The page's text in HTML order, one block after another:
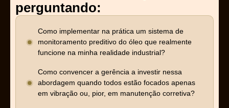
perguntando:
Como implementar na prática um sistema de
monitoramento preditivo do óleo que realmente
funcione na minha realidade industrial?
Como convencer a gerência a investir nessa
abordagem quando todos estão focados apenas
em vibração ou, pior, em manutenção corretiva?